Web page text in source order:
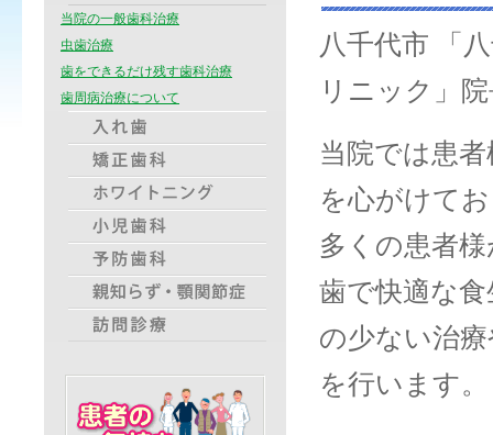
当院の一般歯科治療
虫歯治療
歯をできるだけ残す歯科治療
歯周病治療について
八千代市 「
リニック」
当院では患
を心がけて
多くの患者
歯で快適な
の少ない治
を行います。